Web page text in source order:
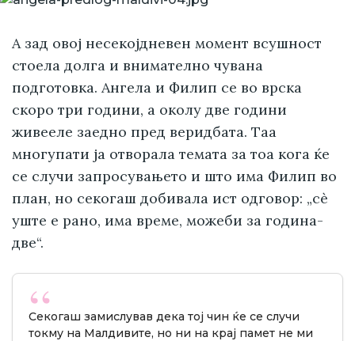
А зад овој несекојдневен момент всушност
стоела долга и внимателно чувана
подготовка. Ангела и Филип се во врска
скоро три години, а околу две години
живееле заедно пред веридбата. Таа
многупати ја отворала темата за тоа кога ќе
се случи запросувањето и што има Филип во
план, но секогаш добивала ист одговор: „сè
уште е рано, има време, можеби за година-
две“.
Секогаш замислував дека тој чин ќе се случи
токму на Малдивите, но ни на крај памет не ми